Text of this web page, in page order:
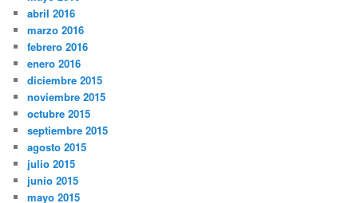
abril 2016
marzo 2016
febrero 2016
enero 2016
diciembre 2015
noviembre 2015
octubre 2015
septiembre 2015
agosto 2015
julio 2015
junio 2015
mayo 2015